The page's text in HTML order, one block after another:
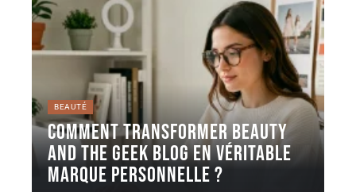
BEAUTÉ
Comment transformer Beauty
and the Geek Blog en véritable
marque personnelle ?